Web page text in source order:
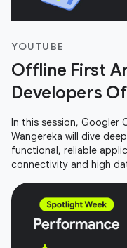
YOUTUBE
Offline First
Developers
In this session, Googler
Wangereka will dive
functional, reliable
connectivity and high